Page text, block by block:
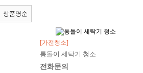
상품명순
[가전청소]
통돌이 세탁기 청소
전화문의